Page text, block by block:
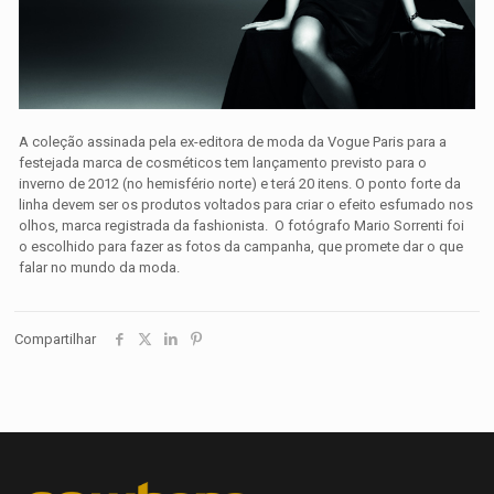
A coleção assinada pela ex-editora de moda da Vogue Paris para a
festejada marca de cosméticos tem lançamento previsto para o
inverno de 2012 (no hemisfério norte) e terá 20 itens. O ponto forte da
linha devem ser os produtos voltados para criar o efeito esfumado nos
olhos, marca registrada da fashionista. O fotógrafo Mario Sorrenti foi
o escolhido para fazer as fotos da campanha, que promete dar o que
falar no mundo da moda.
Compartilhar